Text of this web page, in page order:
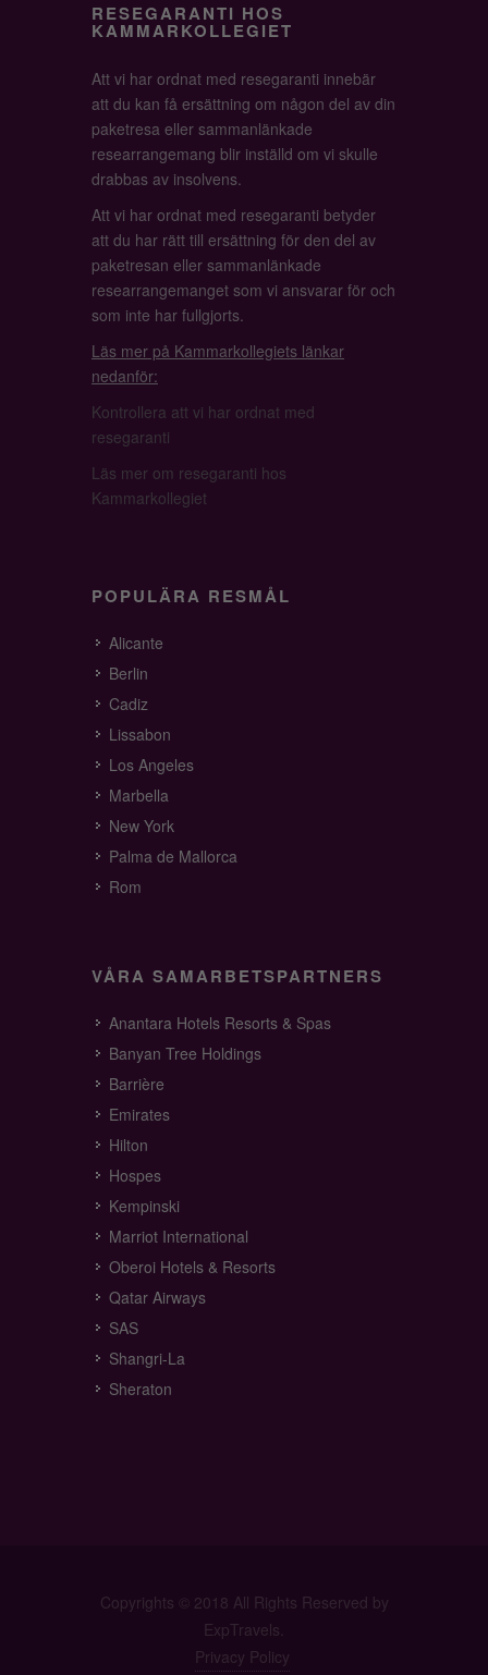
RESEGARANTI HOS
KAMMARKOLLEGIET
Att vi har ordnat med resegaranti innebär
att du kan få ersättning om någon del av din
paketresa eller sammanlänkade
researrangemang blir inställd om vi skulle
drabbas av insolvens.
Att vi har ordnat med resegaranti betyder
att du har rätt till ersättning för den del av
paketresan eller sammanlänkade
researrangemanget som vi ansvarar för och
som inte har fullgjorts.
Läs mer på Kammarkollegiets länkar
nedanför:
Kontrollera att vi har ordnat med
resegaranti
Läs mer om resegaranti hos
Kammarkollegiet
POPULÄRA RESMÅL
Alicante
Berlin
Cadiz
Lissabon
Los Angeles
Marbella
New York
Palma de Mallorca
Rom
VÅRA SAMARBETSPARTNERS
Anantara Hotels Resorts & Spas
Banyan Tree Holdings
Barrière
Emirates
Hilton
Hospes
Kempinski
Marriot International
Oberoi Hotels & Resorts
Qatar Airways
SAS
Shangri-La
Sheraton
Copyrights © 2018 All Rights Reserved by
ExpTravels.
Privacy Policy